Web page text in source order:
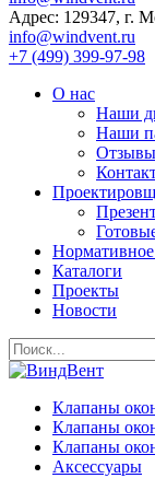
Адрес: 129347, г.
info@windvent.ru
+7 (499) 399-97-98
О нас
Наши
Наши
Отзывы
Нормативное
Каталоги
Проекты
Новости
Клапаны
Клапаны
Клапаны
Аксессуары